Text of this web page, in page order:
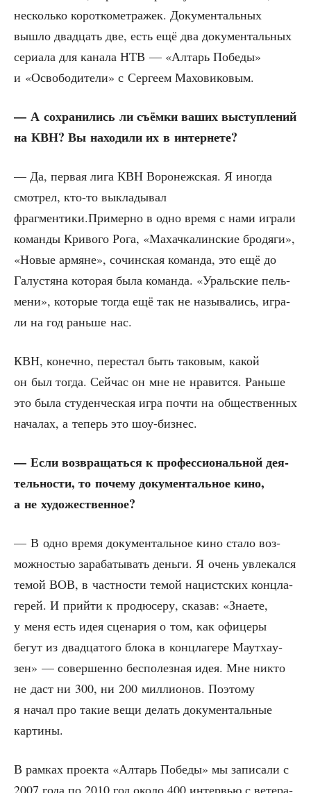
несколь­ко корот­ко­мет­ра­жек. Доку­мен­таль­ных
вышло два­дцать две, есть ещё два доку­мен­таль­ных
сери­а­ла для кана­ла НТВ — «Алтарь Побе­ды»
и «Осво­бо­ди­те­ли» с Сер­ге­ем Маховиковым.
— А сохра­ни­лись ли съём­ки ваших выступ­ле­ний
на КВН? Вы нахо­ди­ли их в интернете?
— Да, пер­вая лига КВН Воро­неж­ская. Я ино­гда
смот­рел, кто-то выкла­ды­вал
фрагментики.Примерно в одно вре­мя с нами игра­ли
коман­ды Кри­во­го Рога, «Махач­ка­лин­ские бро­дя­ги»,
«Новые армяне», сочин­ская коман­да, это ещё до
Галу­стя­на кото­рая была коман­да. «Ураль­ские пель­
ме­ни», кото­рые тогда ещё так не назы­ва­лись, игра­
ли на год рань­ше нас.
КВН, конеч­но, пере­стал быть тако­вым, какой
он был тогда. Сей­час он мне не нра­вит­ся. Рань­ше
это была сту­ден­че­ская игра почти на обще­ствен­ных
нача­лах, а теперь это шоу-бизнес.
— Если воз­вра­щать­ся к про­фес­си­о­наль­ной дея­
тель­но­сти, то поче­му доку­мен­таль­ное кино,
а не художественное?
— В одно вре­мя доку­мен­таль­ное кино ста­ло воз­
мож­но­стью зара­ба­ты­вать день­ги. Я очень увле­кал­ся
темой ВОВ, в част­но­сти темой нацист­ских конц­ла­
ге­рей. И прий­ти к про­дю­се­ру, ска­зав: «Зна­е­те,
у меня есть идея сце­на­рия о том, как офи­це­ры
бегут из два­дца­то­го бло­ка в конц­ла­ге­ре Маут­ха­у­
зен» — совер­шен­но бес­по­лез­ная идея. Мне никто
не даст ни 300, ни 200 мил­ли­о­нов. Поэто­му
я начал про такие вещи делать доку­мен­таль­ные
картины.
В рам­ках про­ек­та «Алтарь Побе­ды» мы запи­са­ли с